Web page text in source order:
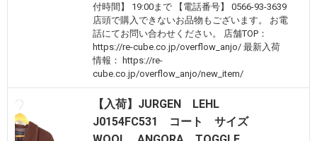
付時間】 19:00まで 【電話番号】 0566-93-3639
店頭で購入できないお品物もございます。 お電
話にてお問い合わせください。 店舗TOP：
https://re-cube.co.jp/overflow_anjo/ 最新入荷
情報： https://re-
cube.co.jp/overflow_anjo/new_item/
【入荷】JURGEN LEHL
J0154FC531 コート サイズ